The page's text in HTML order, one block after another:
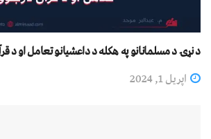
د نړۍ د مسلمانانو په هکله د داعشیانو تعامل او د
اپریل 1, 2024